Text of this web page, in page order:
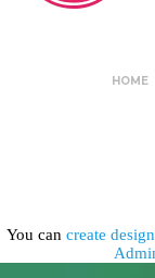
HOME
You can create design